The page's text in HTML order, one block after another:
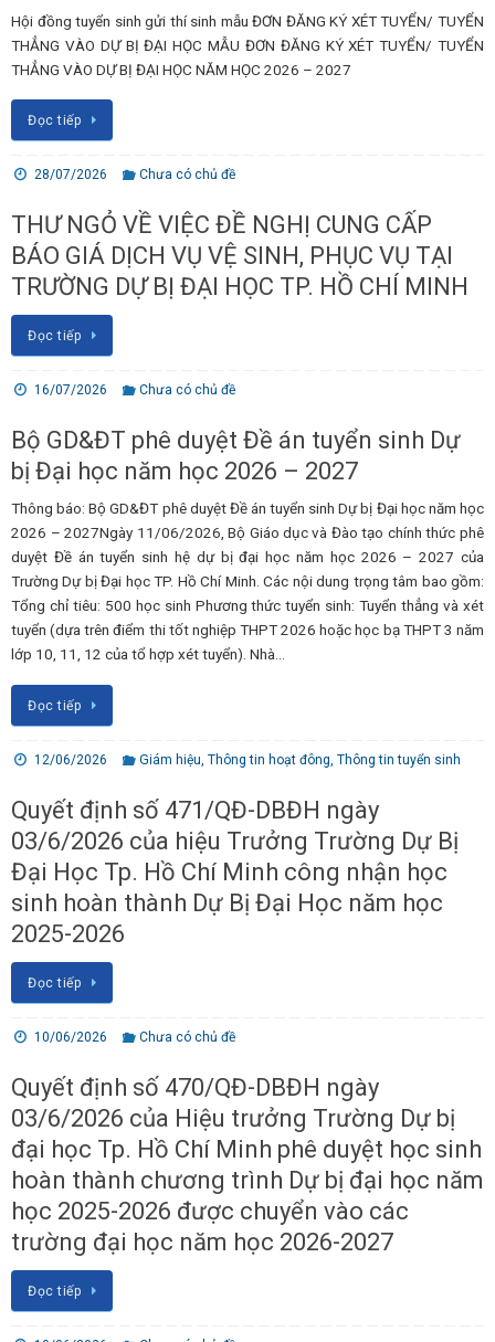
Hội đồng tuyển sinh gửi thí sinh mẫu ĐƠN ĐĂNG KÝ XÉT TUYỂN/ TUYỂN
THẲNG VÀO DỰ BỊ ĐẠI HỌC MẪU ĐƠN ĐĂNG KÝ XÉT TUYỂN/ TUYỂN
THẲNG VÀO DỰ BỊ ĐẠI HỌC NĂM HỌC 2026 – 2027
Đọc tiếp
28/07/2026 Chưa có chủ đề
THƯ NGỎ VỀ VIỆC ĐỀ NGHỊ CUNG CẤP
BÁO GIÁ DỊCH VỤ VỆ SINH, PHỤC VỤ TẠI
TRƯỜNG DỰ BỊ ĐẠI HỌC TP. HỒ CHÍ MINH
Đọc tiếp
16/07/2026 Chưa có chủ đề
Bộ GD&ĐT phê duyệt Đề án tuyển sinh Dự
bị Đại học năm học 2026 – 2027
Thông báo: Bộ GD&ĐT phê duyệt Đề án tuyển sinh Dự bị Đại học năm học
2026 – 2027Ngày 11/06/2026, Bộ Giáo dục và Đào tạo chính thức phê
duyệt Đề án tuyển sinh hệ dự bị đại học năm học 2026 – 2027 của
Trường Dự bị Đại học TP. Hồ Chí Minh. Các nội dung trọng tâm bao gồm:
Tổng chỉ tiêu: 500 học sinh Phương thức tuyển sinh: Tuyển thẳng và xét
tuyển (dựa trên điểm thi tốt nghiệp THPT 2026 hoặc học bạ THPT 3 năm
lớp 10, 11, 12 của tổ hợp xét tuyển). Nhà…
Đọc tiếp
12/06/2026 Giám hiệu,Thông tin hoạt đông,Thông tin tuyển sinh
Quyết định số 471/QĐ-DBĐH ngày
03/6/2026 của hiệu Trưởng Trường Dự Bị
Đại Học Tp. Hồ Chí Minh công nhận học
sinh hoàn thành Dự Bị Đại Học năm học
2025-2026
Đọc tiếp
10/06/2026 Chưa có chủ đề
Quyết định số 470/QĐ-DBĐH ngày
03/6/2026 của Hiệu trưởng Trường Dự bị
đại học Tp. Hồ Chí Minh phê duyệt học sinh
hoàn thành chương trình Dự bị đại học năm
học 2025-2026 được chuyển vào các
trường đại học năm học 2026-2027
Đọc tiếp